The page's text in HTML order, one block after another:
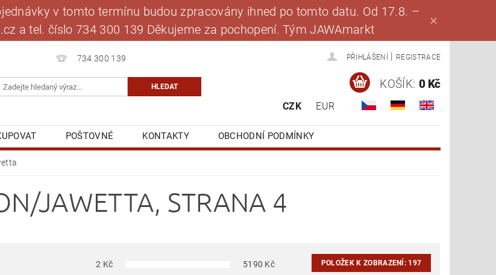
v tomto termínu budou zpracovány ihned po tomto datu. Od 17.8. –
a tel. číslo 734 300 139 Děkujeme za pochopení. Tým JAWAmarkt
734 300 139 PŘIHLÁŠENÍ REGISTRACE
CZK EUR
KOŠÍK: 0 Kč
POŠTOVNÉ KONTAKTY
OBCHODNÍ PODMÍNKY
JAWETTA, STRANA 4
2 Kč 5190 Kč POLOŽEK K ZOBRAZENÍ: 197